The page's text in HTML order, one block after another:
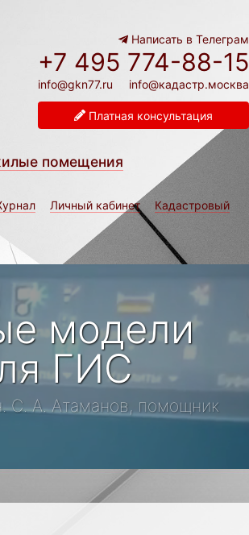
Написать в Телеграм
+7 495 774-88-15
info@gkn77.ru info@кадастр.москва
Платная консультация
помещения
Личный кабинет
Кадастровый
модели
ГИС
С. А. Атаманов, помощник